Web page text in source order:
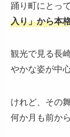
踊り町にとっ
入り」から本
観光で見る長
やかな姿が中
けれど、その
何か月も前か